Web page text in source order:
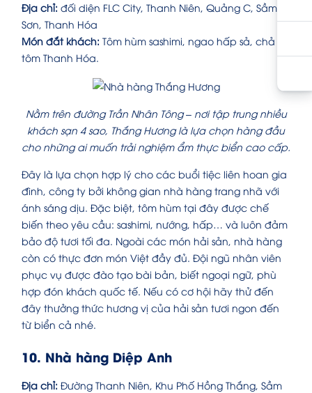
Địa chỉ: đối diện FLC City, Thanh Niên, Quảng C, Sầm
Sơn, Thanh Hóa
Món đắt khách: Tôm hùm sashimi, ngao hấp sả, chả
tôm Thanh Hóa.
Nằm trên đường Trần Nhân Tông – nơi tập trung nhiều
khách sạn 4 sao, Thắng Hương là lựa chọn hàng đầu
cho những ai muốn trải nghiệm ẩm thực biển cao cấp.
Đây là lựa chọn hợp lý cho các buổi tiệc liên hoan gia
đình, công ty bởi không gian nhà hàng trang nhã với
ánh sáng dịu. Đặc biệt, tôm hùm tại đây được chế
biến theo yêu cầu: sashimi, nướng, hấp… và luôn đảm
bảo độ tươi tối đa. Ngoài các món hải sản, nhà hàng
còn có thực đơn món Việt đầy đủ. Đội ngũ nhân viên
phục vụ được đào tạo bài bản, biết ngoại ngữ, phù
hợp đón khách quốc tế. Nếu có cơ hội hãy thử đến
đây thưởng thức hương vị của hải sản tươi ngon đến
từ biển cả nhé.
10. Nhà hàng Diệp Anh
Địa chỉ: Đường Thanh Niên, Khu Phố Hồng Thắng, Sầm